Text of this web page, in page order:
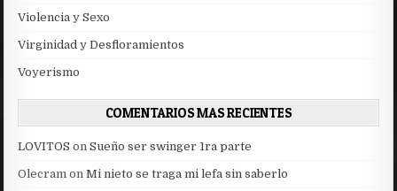
Violencia y Sexo
Virginidad y Desfloramientos
Voyerismo
COMENTARIOS MAS RECIENTES
LOVITOS onSueño ser swinger 1ra parte
Olecram onMi nieto se traga mi lefa sin saberlo